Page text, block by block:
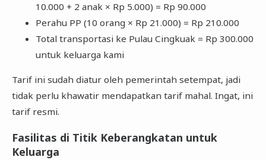
10.000 + 2 anak × Rp 5.000) = Rp 90.000
Perahu PP (10 orang × Rp 21.000) = Rp 210.000
Total transportasi ke Pulau Cingkuak = Rp 300.000
untuk keluarga kami
Tarif ini sudah diatur oleh pemerintah setempat, jadi
tidak perlu khawatir mendapatkan tarif mahal. Ingat, ini
tarif resmi.
Fasilitas di Titik Keberangkatan untuk
Keluarga